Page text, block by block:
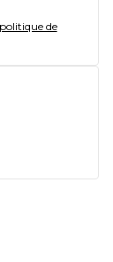
politique de